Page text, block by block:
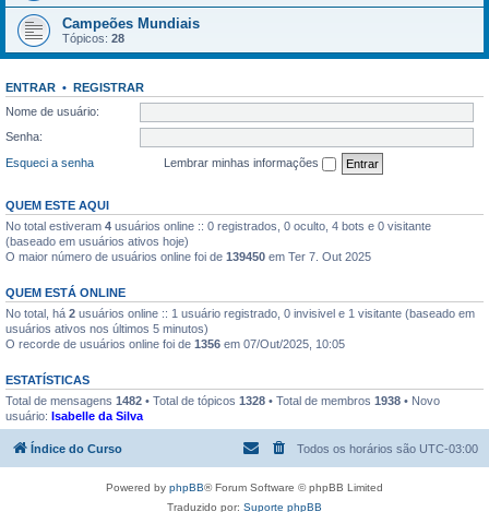
Campeões Mundiais
Tópicos: 28
ENTRAR • REGISTRAR
Nome de usuário:
Senha:
Esqueci a senha
Lembrar minhas informações
QUEM ESTE AQUI
No total estiveram 4 usuários online :: 0 registrados, 0 oculto, 4 bots e 0 visitante
(baseado em usuários ativos hoje)
O maior número de usuários online foi de 139450 em Ter 7. Out 2025
QUEM ESTÁ ONLINE
No total, há 2 usuários online :: 1 usuário registrado, 0 invisivel e 1 visitante (baseado em
usuários ativos nos últimos 5 minutos)
O recorde de usuários online foi de 1356 em 07/Out/2025, 10:05
ESTATÍSTICAS
Total de mensagens 1482 • Total de tópicos 1328 • Total de membros 1938 • Novo
usuário: Isabelle da Silva
Índice do Curso Todos os horários são UTC-03:00
Powered by phpBB® Forum Software © phpBB Limited
Traduzido por: Suporte phpBB